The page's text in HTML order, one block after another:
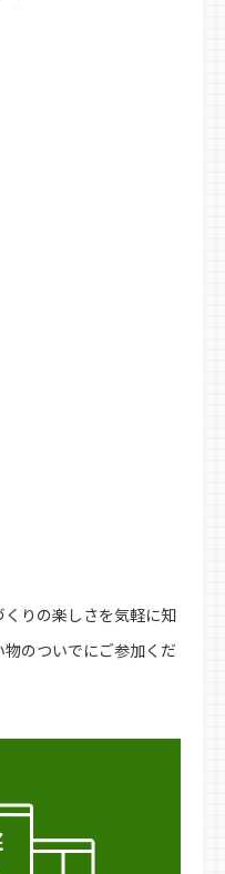
りの楽しさを気軽に知
のついでにご参加くだ